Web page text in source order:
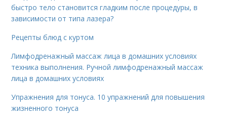
быстро тело становится гладким после процедуры, в
зависимости от типа лазера?
Рецепты блюд с куртом
Лимфодренажный массаж лица в домашних условиях
техника выполнения. Ручной лимфодренажный массаж
лица в домашних условиях
Упражнения для тонуса. 10 упражнений для повышения
жизненного тонуса